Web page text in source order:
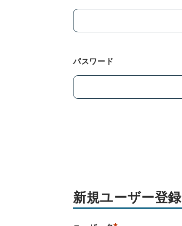
パスワード
新規ユーザー登録